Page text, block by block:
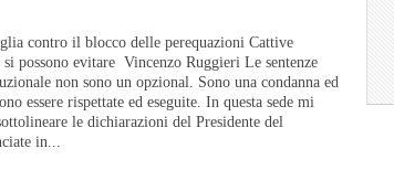
contro il blocco delle perequazioni Cattive
possono evitare Vincenzo Ruggieri Le sentenze
non sono un opzional. Sono una condanna ed
essere rispettate ed eseguite. In questa sede mi
le dichiarazioni del Presidente del
in...